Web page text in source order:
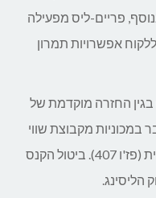
פריים-ליס מפעילה
אפשרויות תמרון
החזרה מוקדמת של
במכוניות מקבוצת שווי
השימוש השנייה (סיטרואן C4) והרביעית (פז'ו 407). ביטול הקנס
הליסינג.